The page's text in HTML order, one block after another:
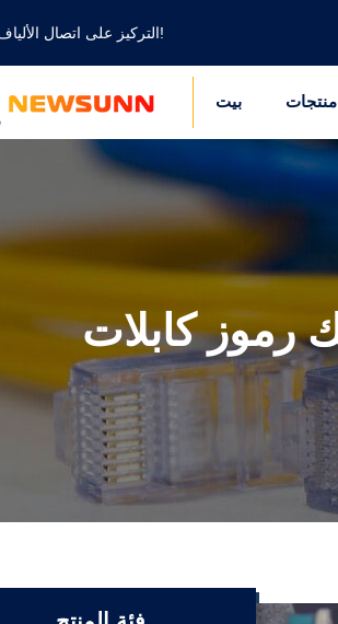
التركيز على اتصال الألياف البصرية!
بيت منتجات